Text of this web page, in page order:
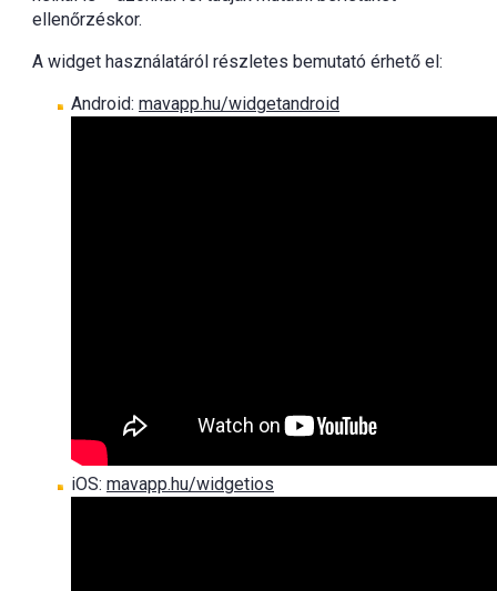
ellenőrzéskor.
A widget használatáról részletes bemutató érhető el:
Android: mavapp.hu/widgetandroid
iOS: mavapp.hu/widgetios